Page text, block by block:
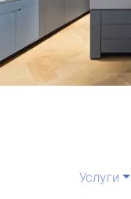
Услуги